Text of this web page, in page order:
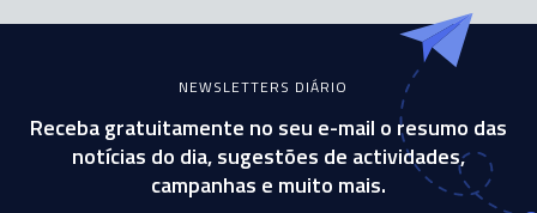
NEWSLETTERS DIÁRIO
Receba gratuitamente no seu e-mail o resumo das
notícias do dia, sugestões de actividades,
campanhas e muito mais.